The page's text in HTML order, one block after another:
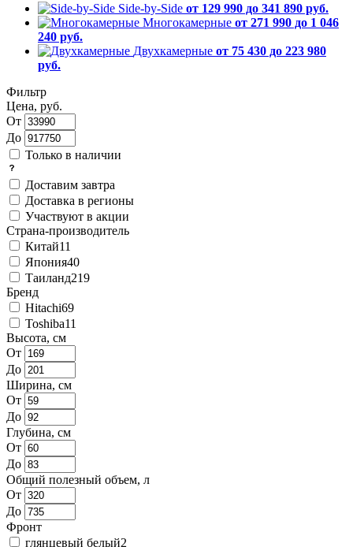
Side-by-Side от 129 990 до 341 890 руб.
Многокамерные от 271 990 до 1 046
240 руб.
Двухкамерные от 75 430 до 223 980
руб.
Фильтр
Цена, руб.
От
До
Только в наличии
Доставим завтра
Доставка в регионы
Участвуют в акции
Страна-производитель
Китай11
Япония40
Таиланд219
Бренд
Hitachi69
Toshiba11
Высота, см
От
До
Ширина, см
От
До
Глубина, см
От
До
Общий полезный объем, л
От
До
Фронт
глянцевый белый2